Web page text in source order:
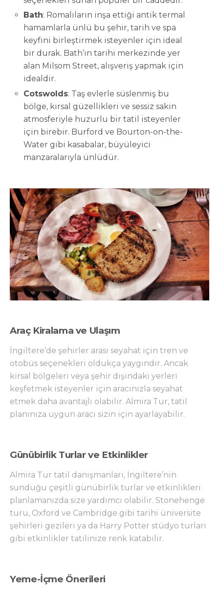
Bath: Romalıların inşa ettiği antik termal
hamamlarla ünlü bu şehir, tarih ve spa
keyfini birleştirmek isteyenler için ideal
bir durak. Bath’ın tarihi merkezinde yer
alan Milsom Street, alışveriş yapmak için
idealdir.
Cotswolds: Taş evlerle süslenmiş bu
bölge, kırsal güzellikleri ve sessiz sakin
atmosferiyle huzurlu bir tatil isteyenler
için birebir. Burford ve Bourton-on-the-
Water gibi kasabalar, büyüleyici
manzaralarıyla ünlüdür.
Araç Kiralama ve Ulaşım
İngiltere’de şehirler arası seyahat için tren ve
otobüs seçenekleri oldukça yaygındır. Ancak
kırsal bölgeleri veya şehir dışındaki yerleri
keşfetmek isteyenler için aracınızla seyahat
etmek daha avantajlı olabilir. Almira Tur, tatil
planınıza uygun aracı sizin için ayarlayabilir.
Günübirlik Turlar ve Etkinlikler
Almira Tur tatil danışmanları, İngiltere’nin
sunduğu çeşitli günübirlik turlar ve etkinlikleri
planlamanızda size yardımcı olabilir. Stonehenge
turu, Oxford ve Cambridge gibi tarihi üniversite
şehirleri gezileri ya da Harry Potter stüdyo turları
gibi etkinlikler tatilinize renk katabilir.
Yeme-İçme Önerileri